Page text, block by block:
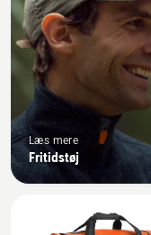
Læs mere
Fritidstøj